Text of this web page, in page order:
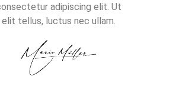
adipiscing elit. Ut
elit tellus, luctus nec ullam.